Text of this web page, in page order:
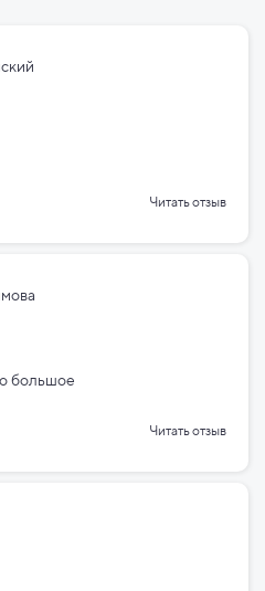
Читать отзыв
большое
Читать отзыв